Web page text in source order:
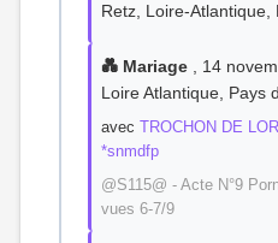
Retz, Loire-Atlantique,
💑 Mariage , 14
Loire Atlantique, Pays
avec TROCHON DE
*snmdfp
@S115@ - Acte N°9
vues 6-7/9